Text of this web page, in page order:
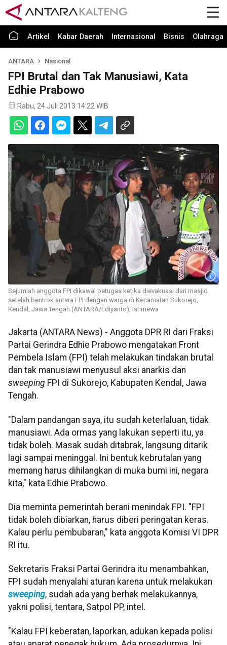
Artikel Kabar Daerah Internasional Bisnis Olahraga
ANTARA Nasional
FPI Brutal dan Tak Manusiawi, Kata
Edhie Prabowo
Rabu, 24 Juli 2013 14:22 WIB
Sejumlah anggota FPI dikawal petugas ketika dievakuasi dari masjid
setelah bentrok antara FPI dengan warga di Kecamatan Sukorejo,
Kendal, Jawa Tengah (ANTARA/Ediyanto), Istimewa
Jakarta (ANTARA News) - Anggota DPR RI dari Fraksi
Partai Gerindra Edhie Prabowo mengatakan Front
Pembela Islam (FPI) telah melakukan tindakan brutal
dan tak manusiawi menyusul aksi anarkis dan
sweeping FPI di Sukorejo, Kabupaten Kendal, Jawa
Tengah.
"Dalam pandangan saya, itu sudah keterlaluan, tidak
manusiawi. Ada ormas yang lakukan seperti itu, ya
tidak boleh. Masak sudah ditabrak, langsung ditarik
lagi sampai meninggal. Ini bentuk kebrutalan yang
memang harus dihilangkan di muka bumi ini, negara
kita," kata Edhie Prabowo.
Dia meminta pemerintah berani menindak FPI. "FPI
tidak boleh dibiarkan, harus diberi peringatan keras.
Kalau perlu pembubaran," kata anggota Komisi VI DPR
RI itu.
Sekretaris Fraksi Partai Gerindra itu menambahkan,
FPI sudah menyalahi aturan karena untuk melakukan
sweeping, sudah ada yang berhak melakukannya,
yakni polisi, tentara, Satpol PP, intel.
"Kalau FPI keberatan, laporkan, adukan kepada polisi